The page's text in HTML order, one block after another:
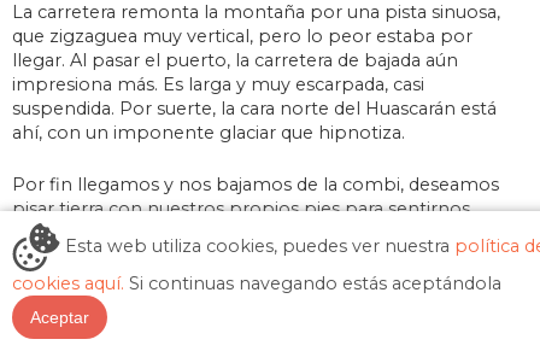
La carretera remonta la montaña por una pista sinuosa,
que zigzaguea muy vertical, pero lo peor estaba por
llegar. Al pasar el puerto, la carretera de bajada aún
impresiona más. Es larga y muy escarpada, casi
suspendida. Por suerte, la cara norte del Huascarán está
ahí, con un imponente glaciar que hipnotiza.
Por fin llegamos y nos bajamos de la combi, deseamos
pisar tierra con nuestros propios pies para sentirnos
seguros después de hora y media de sufrimiento.
La Laguna 69 nos estaba esperando, así que sin mucha
demora nos ponemos a andar, ya íbamos cansados.
¡Acabábamos con la tercera etapa del trekking y ya
Esta web utiliza cookies, puedes ver nuestra política
cookies aquí. Si continuas navegando estás aceptándola
Aceptar